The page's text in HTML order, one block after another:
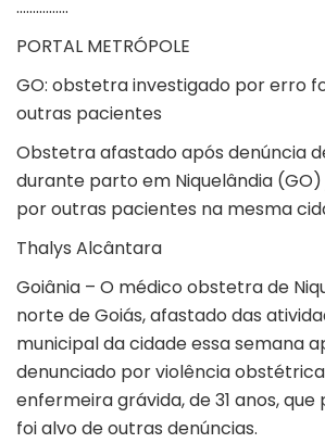
…………….
PORTAL METRÓPOLE
GO: obstetra investigado por erro
outras pacientes
Obstetra afastado após denúncia
durante parto em Niquelândia
por outras pacientes na mesma
Thalys Alcântara
Goiânia – O médico obstetra de
norte deGoiás, afastado das
municipal da cidade essa semana
denunciado porviolência obstétrica
enfermeira grávida, de 31 anos,
foi alvo de outras denúncias.